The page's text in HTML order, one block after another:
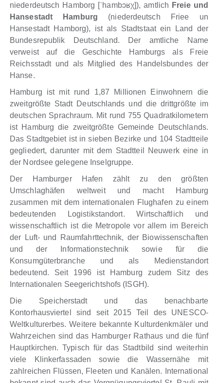
niederdeutsch Hamborg [ˈhambɔʁχ]), amtlich Freie und
Hansestadt Hamburg (niederdeutsch
Friee un
Hansestadt Hamborg), ist als Stadtstaat ein Land der
Bundesrepublik Deutschland. Der amtliche Name
verweist auf die Geschichte Hamburgs als Freie
Reichsstadt und als Mitglied des Handelsbundes der
Hanse.
Hamburg ist mit rund 1,87 Millionen Einwohnern die
zweitgrößte Stadt Deutschlands und die drittgrößte im
deutschen Sprachraum. Mit rund 755 Quadratkilometern
ist Hamburg die zweitgrößte Gemeinde Deutschlands.
Das Stadtgebiet ist in sieben Bezirke und 104 Stadtteile
gegliedert, darunter mit dem Stadtteil Neuwerk eine in
der Nordsee gelegene Inselgruppe.
Der Hamburger Hafen zählt zu den größten
Umschlaghäfen weltweit und macht Hamburg
zusammen mit dem internationalen Flughafen zu einem
bedeutenden Logistikstandort. Wirtschaftlich und
wissenschaftlich ist die Metropole vor allem im Bereich
der Luft- und Raumfahrttechnik, der Biowissenschaften
und der Informationstechnik sowie für die
Konsumgüterbranche und als Medienstandort
bedeutend. Seit 1996 ist Hamburg zudem Sitz des
Internationalen Seegerichtshofs (ISGH).
Die Speicherstadt und das benachbarte
Kontorhausviertel sind seit 2015 Teil des UNESCO-
Weltkulturerbes. Weitere bekannte Kulturdenkmäler und
Wahrzeichen sind das Hamburger Rathaus und die fünf
Hauptkirchen. Typisch für das Stadtbild sind weiterhin
viele Klinkerfassaden sowie die Wassernähe mit
zahlreichen Flüssen, Fleeten und Kanälen. International